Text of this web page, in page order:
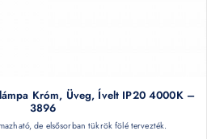
Króm, Üveg, Ívelt IP20 4000K –
3896
de elsősorban tükrök fölé tervezték.